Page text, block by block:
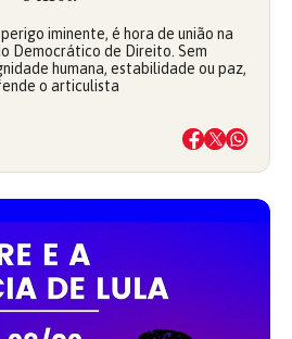
iminente, é hora de união na
Democrático de Direito. Sem
humana, estabilidade ou paz,
o articulista